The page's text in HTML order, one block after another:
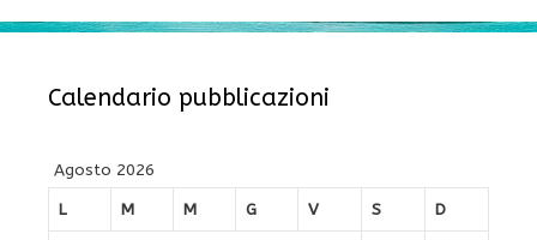
Calendario pubblicazioni
Agosto 2026
L
M M G V S D